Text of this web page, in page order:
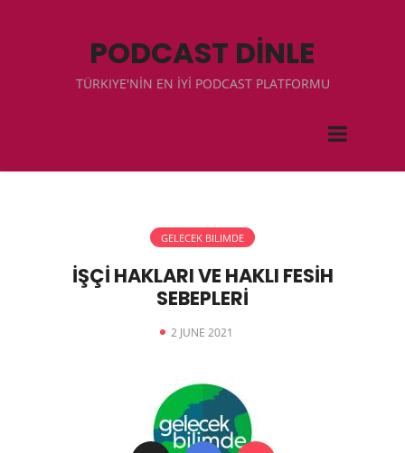
PODCAST DİNLE
TÜRKIYE'NİN EN İYİ PODCAST PLATFORMU
GELECEK BILIMDE
İŞÇİ HAKLARI VE HAKLI FESİH
SEBEPLERİ
2 JUNE 2021